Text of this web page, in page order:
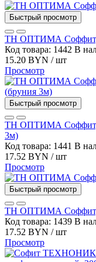
Быстрый просмотр
ТН ОПТИМА Соффит,
Код товара: 1442 В
15.20 BYN / шт
Просмотр
Быстрый просмотр
ТН ОПТИМА Соффит,
3м)
Код товара: 1441 В
17.52 BYN / шт
Просмотр
Быстрый просмотр
ТН ОПТИМА Соффит,
Код товара: 1439 В
17.52 BYN / шт
Просмотр